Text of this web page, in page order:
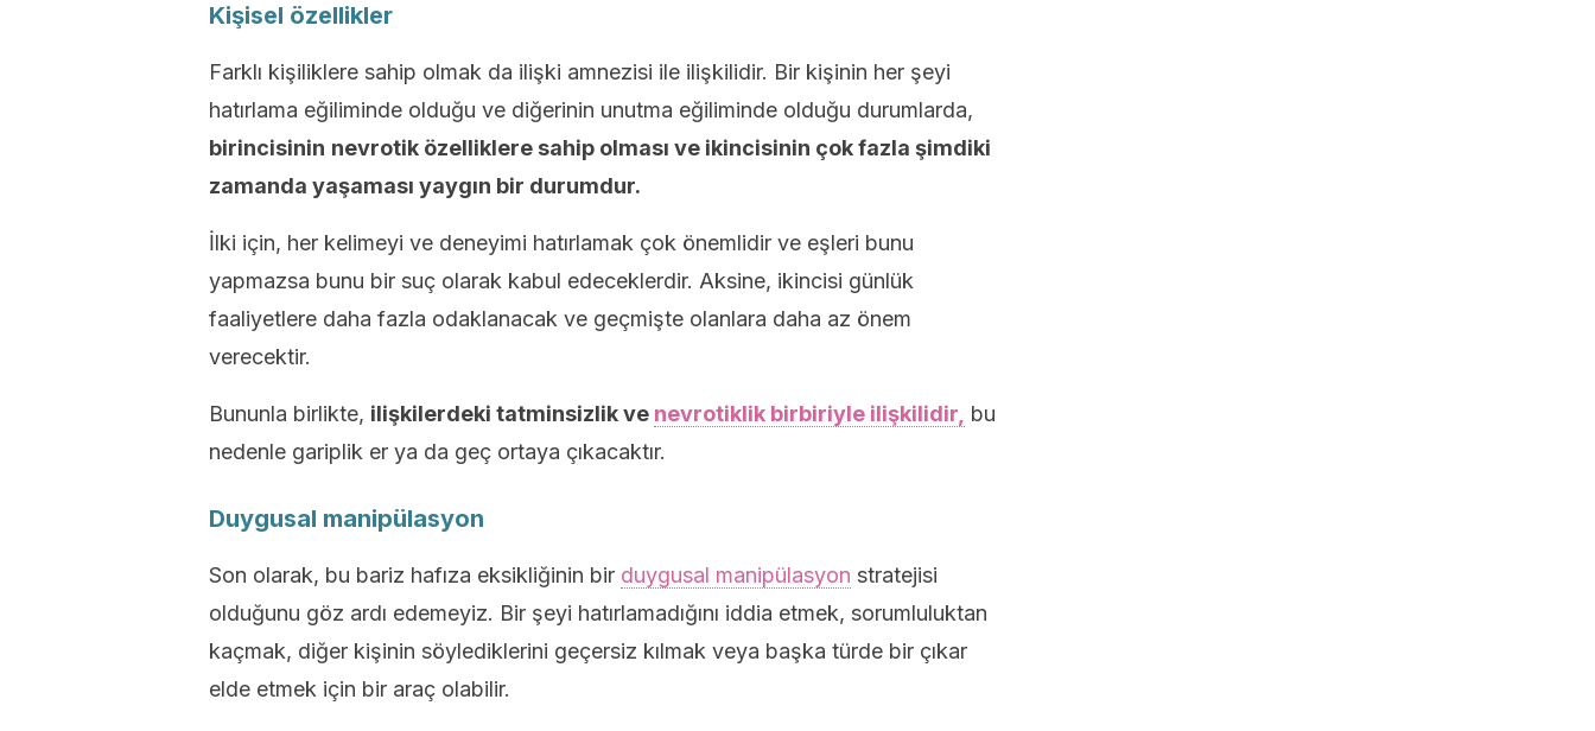
Kişisel özellikler
Farklı kişiliklere sahip olmak da ilişki amnezisi ile ilişkilidir. Bir kişinin her şeyi
hatırlama eğiliminde olduğu ve diğerinin unutma eğiliminde olduğu durumlarda,
birincisinin nevrotik özelliklere sahip olması ve ikincisinin çok fazla şimdiki
zamanda yaşaması yaygın bir durumdur.
İlki için, her kelimeyi ve deneyimi hatırlamak çok önemlidir ve eşleri bunu
yapmazsa bunu bir suç olarak kabul edeceklerdir. Aksine, ikincisi günlük
faaliyetlere daha fazla odaklanacak ve geçmişte olanlara daha az önem
verecektir.
Bununla birlikte, ilişkilerdeki tatminsizlik ve nevrotiklik birbiriyle ilişkilidir, bu
nedenle gariplik er ya da geç ortaya çıkacaktır.
Duygusal manipülasyon
Son olarak, bu bariz hafıza eksikliğinin bir duygusal manipülasyon stratejisi
olduğunu göz ardı edemeyiz. Bir şeyi hatırlamadığını iddia etmek, sorumluluktan
kaçmak, diğer kişinin söylediklerini geçersiz kılmak veya başka türde bir çıkar
elde etmek için bir araç olabilir.